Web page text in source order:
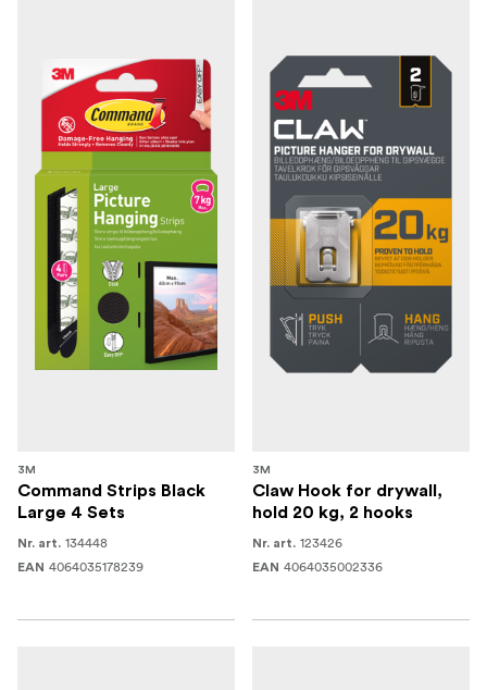
3M
Command Strips Black
Large 4 Sets
Nr. art. 134448
EAN 4064035178239
3M
Claw Hook for drywall,
hold 20 kg, 2 hooks
Nr. art. 123426
EAN 4064035002336